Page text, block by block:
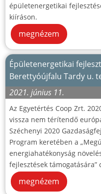
épületenergetikai
kiíráson.
megnézem
Épületenergetikai
Berettyóújfalu Tardy u.
2021. június 11.
Az Egyetértés Coop Zrt.
vissza nem térítendő
Széchenyi 2020
Program keretében a
energiahatékonyság
fejlesztések
megnézem